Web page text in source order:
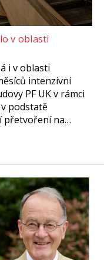
v oblasti
i v oblasti
intenzivní
PF UK v rámci
podstatě
přetvoření na…